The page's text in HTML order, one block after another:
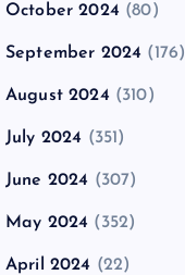
October 2024 (80)
September 2024 (176)
August 2024 (310)
July 2024 (351)
June 2024 (307)
May 2024 (352)
April 2024 (22)